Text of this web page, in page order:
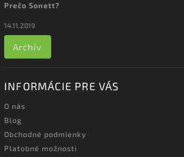
Prečo Sonett?
14.11.2019
Archív
INFORMÁCIE PRE VÁS
O nás
Blog
Obchodné podmienky
Platobné možnosti